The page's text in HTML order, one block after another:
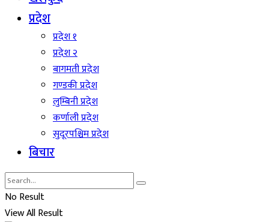
प्रदेश
प्रदेश १
प्रदेश २
बागमती प्रदेश
गण्डकी प्रदेश
लुम्बिनी प्रदेश
कर्णाली प्रदेश
सुदूरपश्चिम प्रदेश
बिचार
No Result
View All Result